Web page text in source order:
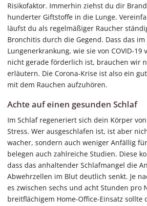
Risikofaktor. Immerhin ziehst du dir
hunderter Giftstoffe in die Lunge.
läufst du als regelmäßiger Raucher
Bronchitis durch die Gegend. Dass das
Lungenerkrankung, wie sie von COVID-19
nicht gerade förderlich ist, brauchen wir
erläutern. Die Corona-Krise ist also ein
mit dem Rauchen aufzuhören.
Achte auf einen gesunden Schlaf
Im Schlaf regeneriert sich dein Körper
Stress. Wer ausgeschlafen ist, ist aber
wacher, sondern auch weniger Anfällig
belegen auch zahlreiche Studien. Diese
dass das anhaltender Schlafmangel die
Abwehrzellen im Blut deutlich senkt. Je
es zwischen sechs und acht Stunden pro
breitflächigem Home-Office-Einsatz sollte